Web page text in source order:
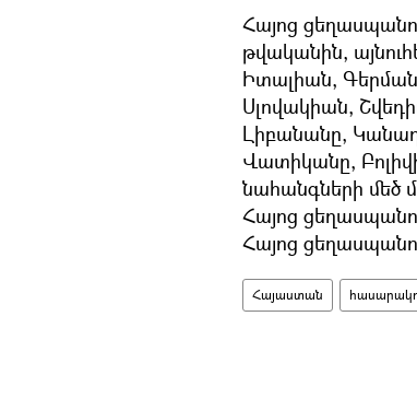
Հայոց
թվականին,
Իտալիան,
Սլովակիան,
Լիբանանը,
Վատիկանը,
նահանգների մեծ
Հայոց
Հայոց
Հայաստան